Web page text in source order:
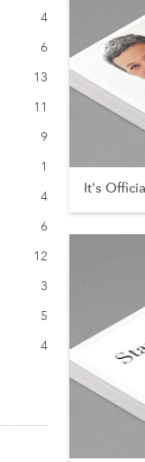
4
6
13
11
9
1
4
6
12
3
5
4
It's